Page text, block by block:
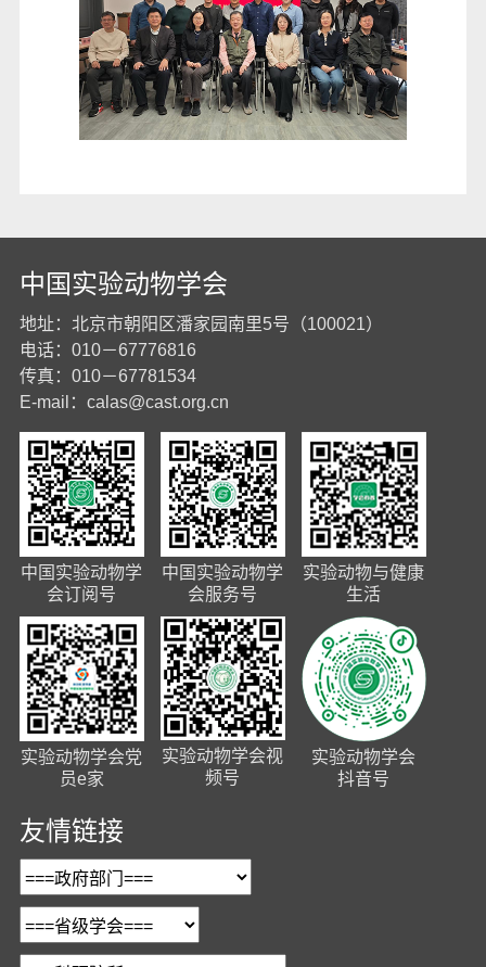
中国实验动物学会
地址：北京市朝阳区潘家园南里5号（100021）
电话：010－67776816
传真：010－67781534
E-mail： calas@cast.org.cn
中国实验动物学
会订阅号
中国实验动物学
会服务号
实验动物与健康
生活
实验动物学会党
员e家
实验动物学会视
频号
实验动物学会
抖音号
友情链接